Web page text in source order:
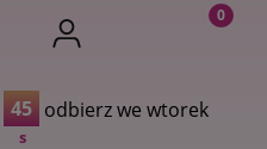
44
s
odbierz we wtorek